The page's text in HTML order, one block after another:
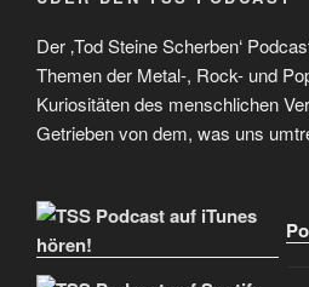
Der ‚Tod Steine Scherben‘
Themen der Metal-, Rock- und
Kuriositäten des menschlichen
Getrieben von dem, was uns